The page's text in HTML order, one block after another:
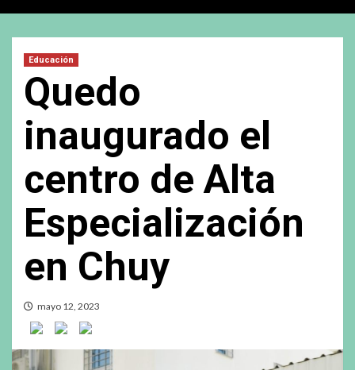
Educación
Quedo
inaugurado el
centro de Alta
Especialización
en Chuy
mayo 12, 2023